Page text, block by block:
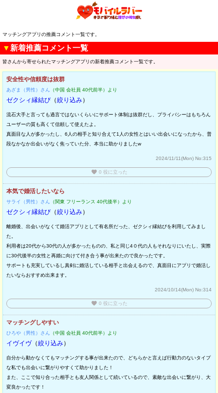
マッチングアプリの推薦コメント一覧です。
▼ 新着推薦コメント一覧
皆さんから寄せられたマッチングアプリの新着推薦コメント一覧です。
安全性や信頼度は抜群
あざま（男性）さん （中国 会社員 40代前半）より
ゼクシィ縁結び （絞り込み）
流石大手と言っても過言ではないくらいにサポート体制は抜群だし、プライバシーはもちろん
ユーザーの質も高くて信頼して使えたよ。
真面目な人が多かったし、6人の相手と知り合えて1人の女性とはいい出会いになったから、普
段なかなか出会いがなく焦っていた分、本当に助かりましたw
2024/11/11(Mon) No:315
favorite 0 役に立った
本気で婚活したいなら
サライ（男性）さん （関東 フリーランス 40代後半）より
ゼクシィ縁結び （絞り込み）
離婚後、出会いがなくて婚活アプリとして有名所だった、ゼクシィ縁結びを利用してみまし
た。
利用者は20代から30代の人が多かったものの、私と同じ4０代の人もそれなりにいたし、実際
に30代後半の女性と再婚に向けて付き合う事が出来たので良かったです。
サポートも充実しているし真剣に婚活している相手と出会えるので、真面目にアプリで婚活し
たいならおすすめ出来ます。
2024/10/14(Mon) No:314
favorite 0 役に立った
マッチングしやすい
ひろや（男性）さん （中国 会社員 40代前半）より
イヴイヴ（絞り込み）
自分から動かなくてもマッチングする事が出来たので、どちらかと言えば行動力のないタイプ
な私でも出会いに繋がりやすくて助かりました！
また、ここで知り合った相手とも友人関係として続いているので、素敵な出会いに繋がり、大
変良かったです！